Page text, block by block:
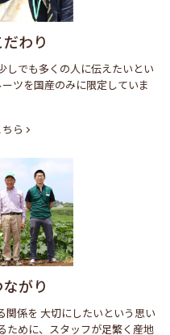
わり
しでも多くの人に伝えたいとい
ツを国産のみに限定していま
ら
がり
関係を 大切にしたいという思い
ために、スタッフが足繁く産地